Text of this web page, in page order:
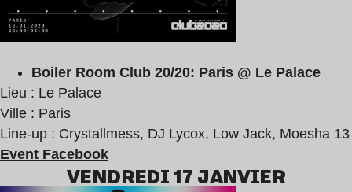
Boiler Room Club 20/20: Paris @ Le Palace
Lieu : Le Palace
Ville : Paris
Line-up : Crystallmess, DJ Lycox, Low Jack, Moesha 13
Event Facebook
VENDREDI 17 JANVIER